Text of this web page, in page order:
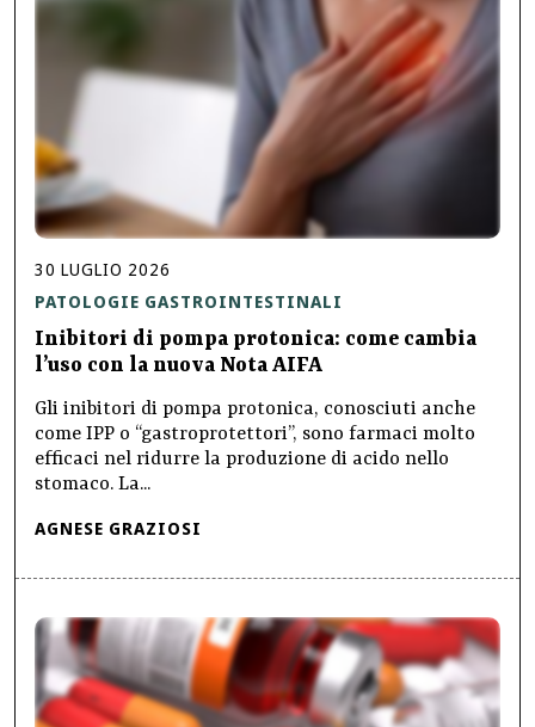
30 LUGLIO 2026
PATOLOGIE GASTROINTESTINALI
Inibitori di pompa protonica: come cambia
l’uso con la nuova Nota AIFA
Gli inibitori di pompa protonica, conosciuti anche
come IPP o “gastroprotettori”, sono farmaci molto
efficaci nel ridurre la produzione di acido nello
stomaco. La...
AGNESE GRAZIOSI